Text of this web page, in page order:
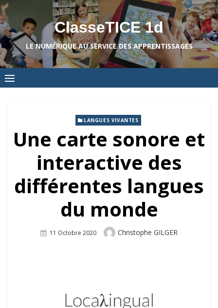
Skip
to
content
ClasseTICE 1d
LE NUMÉRIQUE AU SERVICE DES APPRENTISSAGES
LANGUES VIVANTES
Une carte sonore et
interactive des
différentes langues
du monde
Posted
11 Octobre 2020 Author
Christophe GILGER